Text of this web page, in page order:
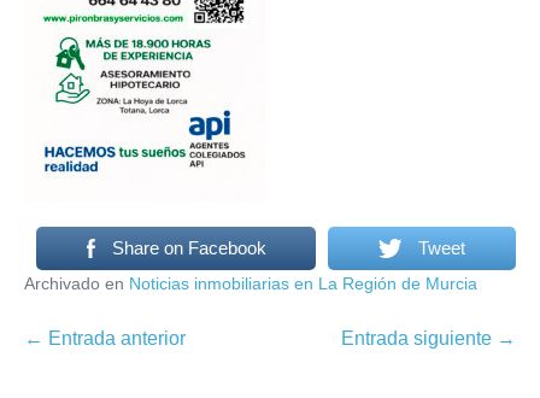
Share on Facebook Tweet
Archivado en Noticias inmobiliarias en La Región de Murcia
Navegación
← Entrada anterior Entrada siguiente →